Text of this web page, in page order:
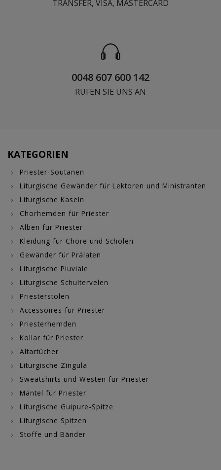
TRANSFER, VISA, MASTERCARD
0048 607 600 142
RUFEN SIE UNS AN
KATEGORIEN
Priester-Soutanen
Liturgische Gewänder für Lektoren und Ministranten
Liturgische Kaseln
Chorhemden für Priester
Alben für Priester
Kleidung für Chöre und Scholen
Gewänder für Prälaten
Liturgische Pluviale
Liturgische Schultervelen
Priesterstolen
Accessoires für Priester
Priesterhemden
Kollar für Priester
Altartücher
Liturgische Zingula
Sweatshirts und Westen für Priester
Mäntel für Priester
Liturgische Guipure-Spitze
Liturgische Spitzen
Stoffe und Bänder